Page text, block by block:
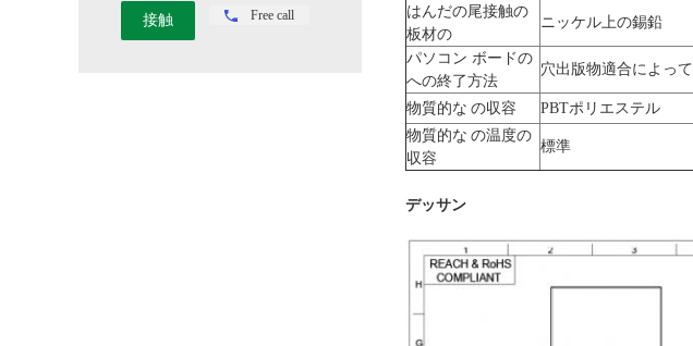
Free call
はんだの尾接触の
板材の
ニッケル上の錫鉛
パソコン ボードの
への終了方法
穴出版物適合によって
物質的な の収容 PBTポリエステル
物質的な の温度の
収容
標準
デッサン